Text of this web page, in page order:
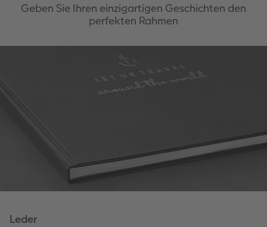
Geben Sie Ihren einzigartigen Geschichten den
perfekten Rahmen
Leder